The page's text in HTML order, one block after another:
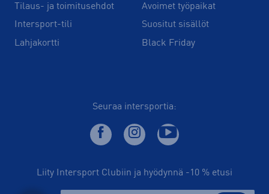
Tilaus- ja toimitusehdot
Intersport-tili
Lahjakortti
Avoimet työpaikat
Suositut sisällöt
Black Friday
Seuraa intersportia:
Liity Intersport Clubiin ja hyödynnä -10 % etusi